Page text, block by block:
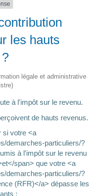
les hauts
légale et administrative
à l'impôt sur le revenu.
de hauts revenus.
si votre <a
demarches-particuliers/?
à l'impôt sur le revenu
span> que votre <a
demarches-particuliers/?
(RFR)</a> dépasse les
: